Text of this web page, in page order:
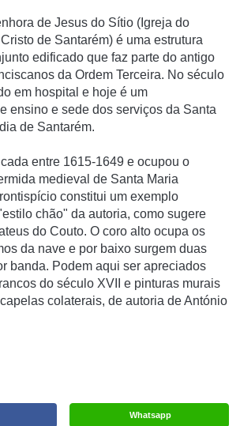
de Jesus do Sítio (Igreja do
de Santarém) é uma estrutura
edificado que faz parte do antigo
da Ordem Terceira. No século
em hospital e hoje é um
ensino e sede dos serviços da Santa
de Santarém.
entre 1615-1649 e ocupou o
medieval de Santa Maria
constitui um exemplo
chão" da autoria, como sugere
do Couto. O coro alto ocupa os
da nave e por baixo surgem duas
banda. Podem aqui ser apreciados
do século XVII e pinturas murais
colaterais, de autoria de António
Whatsapp